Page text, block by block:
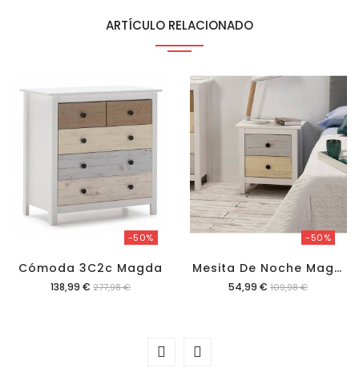
ARTÍCULO RELACIONADO
-50%
Cómoda 3C2c Magda
Precio
138,99 € 277,98 €
-50%
M
Esita De Noche Magda
Precio
54,99 € 109,98 €